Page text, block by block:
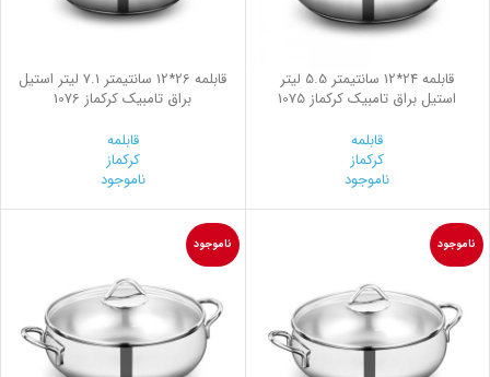
قابلمه 24*12 سانتیمتر 5.5 لیتر
استیل براق تامبیک کرکماز 1075
قابلمه
کرکماز
ناموجود
قابلمه 26*12 سانتیمتر 7.1 لیتر استیل
براق تامبیک کرکماز 1076
قابلمه
کرکماز
ناموجود
ناموجود ناموجود